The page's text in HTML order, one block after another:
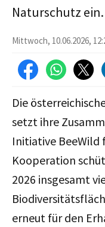
Naturschutz ein.
Mittwoch, 10.06.2026,
Die
setzt ihre
Initiative BeeWild
Kooperation
2026 insgesamt
erneut für den